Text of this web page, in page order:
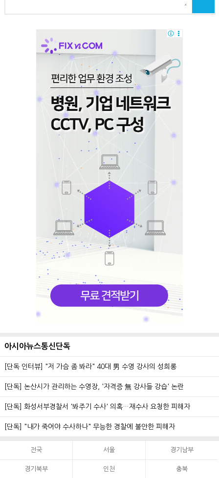
아시아뉴스통신단독
[단독 인터뷰] "저 가슴 좀 봐라" 40대 男 수영 강사의 성희롱
[단독] 논산시가 관리하는 수영장, '자격증 無 강사들 강습' 논란
[단독] 화성서부경찰서 '봐주기 수사' 의혹…재수사 요청한 피해자
[단독] "내가 죽어야 수사하나" 무능한 경찰에 불안한 피해자
전국 서울 경기남부
경기북부 인천 충북